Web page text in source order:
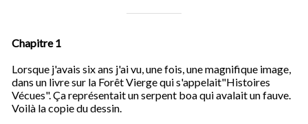
Chapitre 1
Lorsque j'avais six ans j'ai vu, une fois, une magnifique image,
dans un livre sur la Forêt Vierge qui s'appelait"Histoires
Vécues". Ça représentait un serpent boa qui avalait un fauve.
Voilà la copie du dessin.